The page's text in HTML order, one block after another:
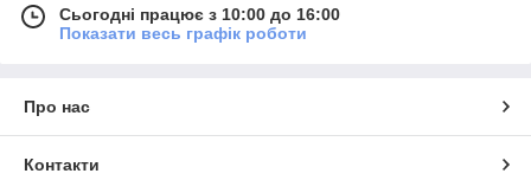
Сьогодні працює з 10:00 до 16:00
Показати весь графік роботи
Про нас
Контакти